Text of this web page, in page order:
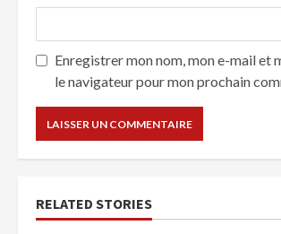
Enregistrer mon nom, mon e-mail et
le navigateur pour mon prochain
RELATED STORIES